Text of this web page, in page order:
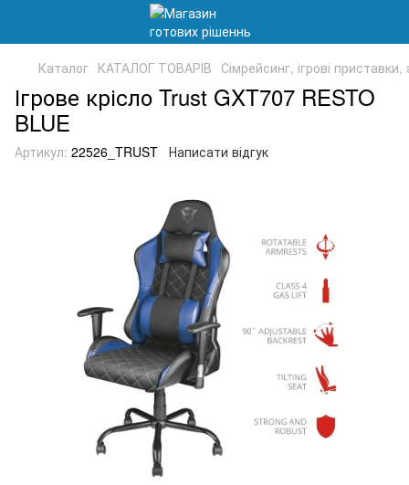
Каталог КАТАЛОГ ТОВАРІВ Сімрейсинг, ігрові
Ігрове крісло Trust GXT707 RESTO
BLUE
Артикул: 22526_TRUST Написати відгук